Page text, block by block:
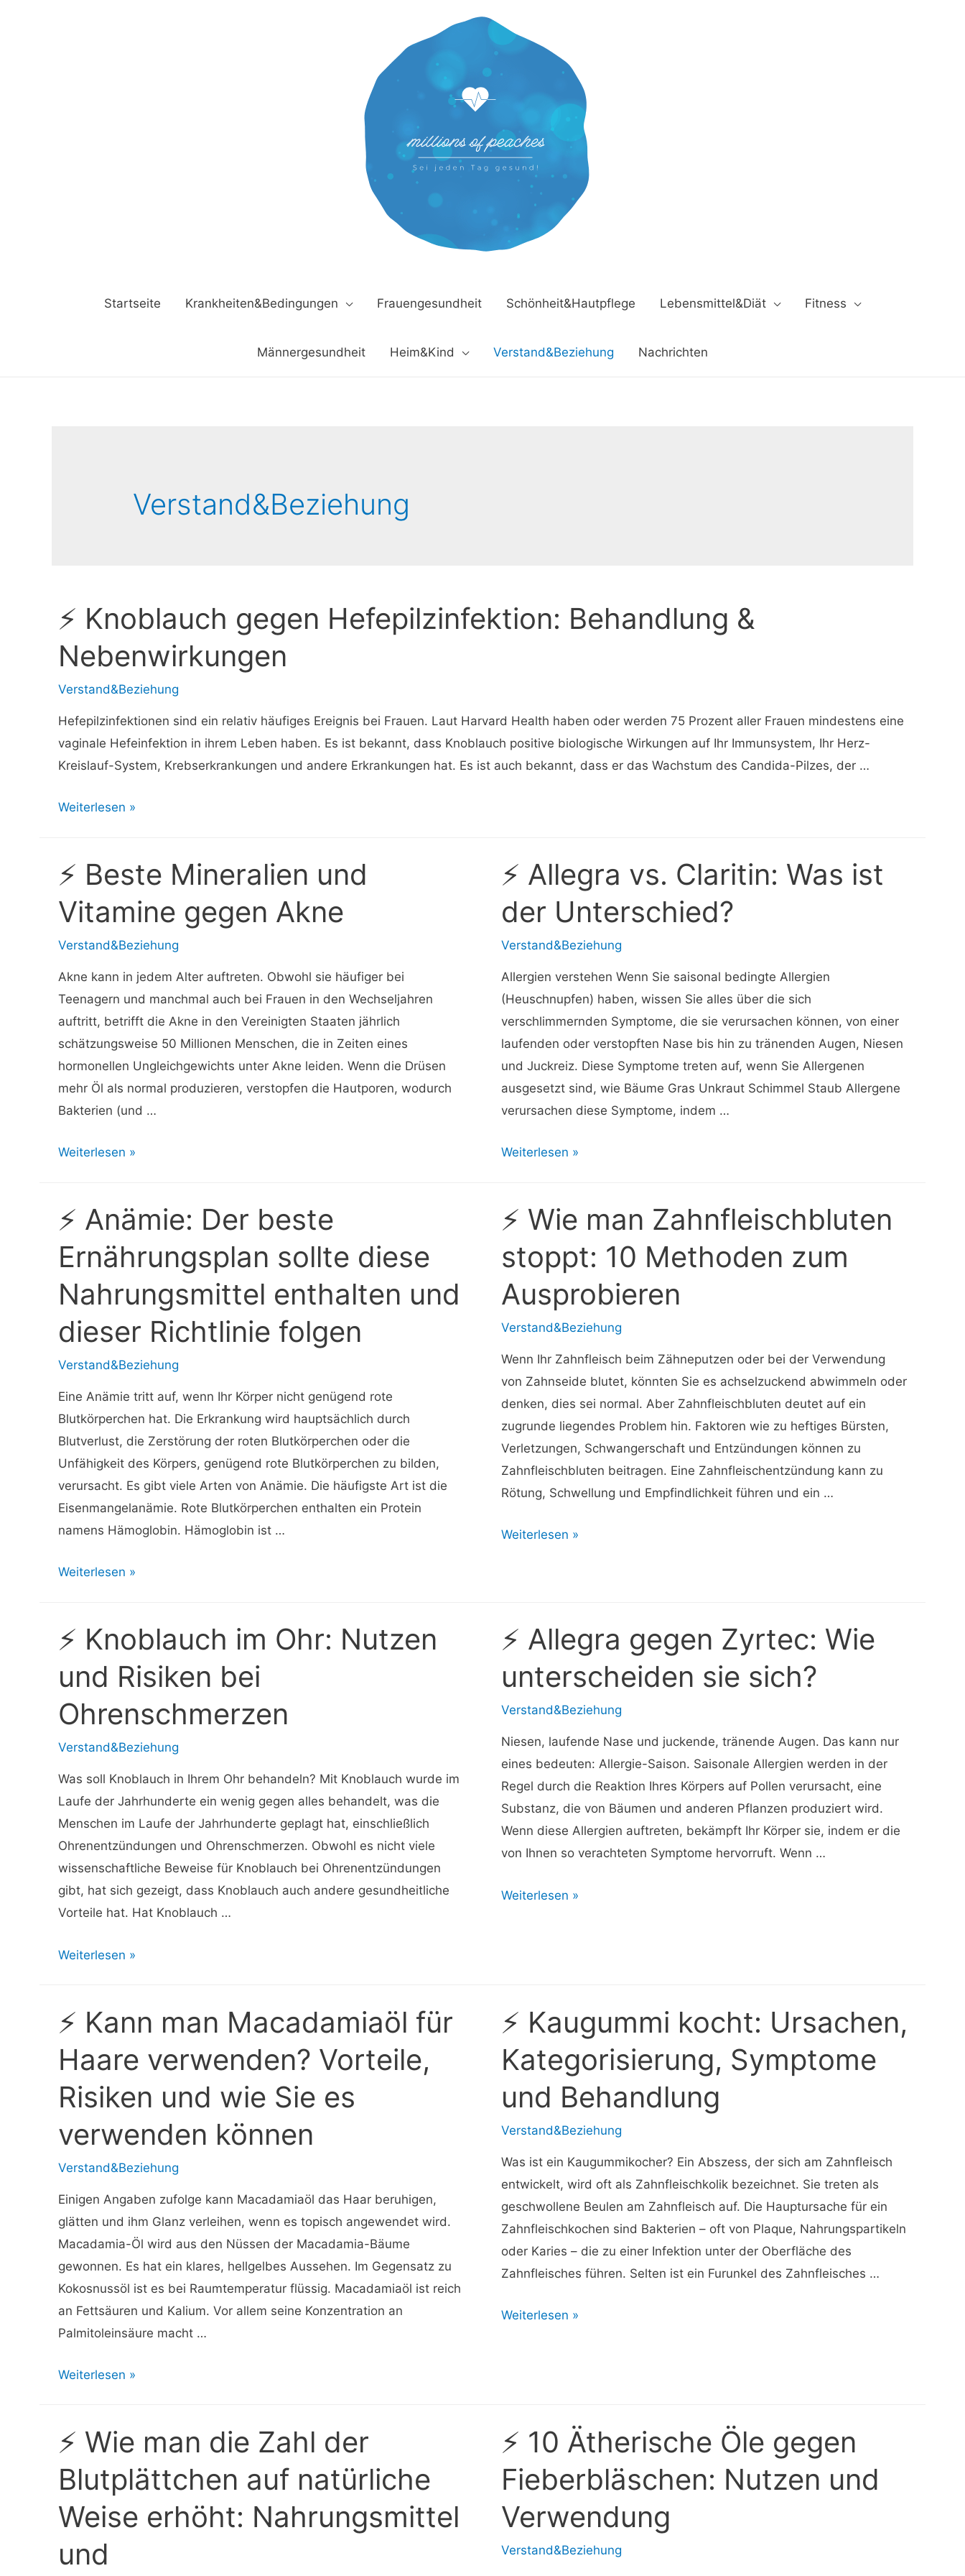
Startseite Krankheiten&Bedingungen Frauengesundheit Schönheit&Hautpflege Lebensmittel&Diät Fitness
Männergesundheit Heim&Kind Verstand&Beziehung Nachrichten
Verstand&Beziehung
⚡ Knoblauch gegen Hefepilzinfektion: Behandlung &
Nebenwirkungen
Verstand&Beziehung
Hefepilzinfektionen sind ein relativ häufiges Ereignis bei Frauen. Laut Harvard Health haben oder werden 75 Prozent aller Frauen mindestens eine
vaginale Hefeinfektion in ihrem Leben haben. Es ist bekannt, dass Knoblauch positive biologische Wirkungen auf Ihr Immunsystem, Ihr Herz-
Kreislauf-System, Krebserkrankungen und andere Erkrankungen hat. Es ist auch bekannt, dass er das Wachstum des Candida-Pilzes, der …
⚡
Hefepilzinfektion:
&
Nebenwirkungen
Weiterlesen »
⚡ Beste Mineralien und
Vitamine gegen Akne
Verstand&Beziehung
Akne kann in jedem Alter auftreten. Obwohl sie häufiger bei
Teenagern und manchmal auch bei Frauen in den Wechseljahren
auftritt, betrifft die Akne in den Vereinigten Staaten jährlich
schätzungsweise 50 Millionen Menschen, die in Zeiten eines
hormonellen Ungleichgewichts unter Akne leiden. Wenn die Drüsen
mehr Öl als normal produzieren, verstopfen die Hautporen, wodurch
Bakterien (und …
⚡
und
gegen
Akne
Weiterlesen »
⚡ Allegra vs. Claritin: Was ist
der Unterschied?
Verstand&Beziehung
Allergien verstehen Wenn Sie saisonal bedingte Allergien
(Heuschnupfen) haben, wissen Sie alles über die sich
verschlimmernden Symptome, die sie verursachen können, von einer
laufenden oder verstopften Nase bis hin zu tränenden Augen, Niesen
und Juckreiz. Diese Symptome treten auf, wenn Sie Allergenen
ausgesetzt sind, wie Bäume Gras Unkraut Schimmel Staub Allergene
verursachen diese Symptome, indem …
⚡
Claritin:
ist
der
Unterschied?
Weiterlesen »
⚡ Anämie: Der beste
Ernährungsplan sollte diese
Nahrungsmittel enthalten und
dieser Richtlinie folgen
Verstand&Beziehung
Eine Anämie tritt auf, wenn Ihr Körper nicht genügend rote
Blutkörperchen hat. Die Erkrankung wird hauptsächlich durch
Blutverlust, die Zerstörung der roten Blutkörperchen oder die
Unfähigkeit des Körpers, genügend rote Blutkörperchen zu bilden,
verursacht. Es gibt viele Arten von Anämie. Die häufigste Art ist die
Eisenmangelanämie. Rote Blutkörperchen enthalten ein Protein
namens Hämoglobin. Hämoglobin ist …
⚡
beste
sollte
diese
Nahrungsmittel
enthalten
und
dieser
Richtlinie
folgen
Weiterlesen »
⚡ Wie man Zahnfleischbluten
stoppt: 10 Methoden zum
Ausprobieren
Verstand&Beziehung
Wenn Ihr Zahnfleisch beim Zähneputzen oder bei der Verwendung
von Zahnseide blutet, könnten Sie es achselzuckend abwimmeln oder
denken, dies sei normal. Aber Zahnfleischbluten deutet auf ein
zugrunde liegendes Problem hin. Faktoren wie zu heftiges Bürsten,
Verletzungen, Schwangerschaft und Entzündungen können zu
Zahnfleischbluten beitragen. Eine Zahnfleischentzündung kann zu
Rötung, Schwellung und Empfindlichkeit führen und ein …
⚡
10
Methoden
zum
Ausprobieren
Weiterlesen »
⚡ Knoblauch im Ohr: Nutzen
und Risiken bei
Ohrenschmerzen
Verstand&Beziehung
Was soll Knoblauch in Ihrem Ohr behandeln? Mit Knoblauch wurde im
Laufe der Jahrhunderte ein wenig gegen alles behandelt, was die
Menschen im Laufe der Jahrhunderte geplagt hat, einschließlich
Ohrenentzündungen und Ohrenschmerzen. Obwohl es nicht viele
wissenschaftliche Beweise für Knoblauch bei Ohrenentzündungen
gibt, hat sich gezeigt, dass Knoblauch auch andere gesundheitliche
Vorteile hat. Hat Knoblauch …
⚡
Ohr:
und
Risiken
bei
Ohrenschmerzen
Weiterlesen »
⚡ Allegra gegen Zyrtec: Wie
unterscheiden sie sich?
Verstand&Beziehung
Niesen, laufende Nase und juckende, tränende Augen. Das kann nur
eines bedeuten: Allergie-Saison. Saisonale Allergien werden in der
Regel durch die Reaktion Ihres Körpers auf Pollen verursacht, eine
Substanz, die von Bäumen und anderen Pflanzen produziert wird.
Wenn diese Allergien auftreten, bekämpft Ihr Körper sie, indem er die
von Ihnen so verachteten Symptome hervorruft. Wenn …
⚡
sie
sich?
Weiterlesen »
⚡ Kann man Macadamiaöl für
Haare verwenden? Vorteile,
Risiken und wie Sie es
verwenden können
Verstand&Beziehung
Einigen Angaben zufolge kann Macadamiaöl das Haar beruhigen,
glätten und ihm Glanz verleihen, wenn es topisch angewendet wird.
Macadamia-Öl wird aus den Nüssen der Macadamia-Bäume
gewonnen. Es hat ein klares, hellgelbes Aussehen. Im Gegensatz zu
Kokosnussöl ist es bei Raumtemperatur flüssig. Macadamiaöl ist reich
an Fettsäuren und Kalium. Vor allem seine Konzentration an
Palmitoleinsäure macht …
⚡
Macadamiaöl
Haare
verwenden?
Vorteile,
Risiken
Weiterlesen »
⚡ Kaugummi kocht: Ursachen,
Kategorisierung, Symptome
und Behandlung
Verstand&Beziehung
Was ist ein Kaugummikocher? Ein Abszess, der sich am Zahnfleisch
entwickelt, wird oft als Zahnfleischkolik bezeichnet. Sie treten als
geschwollene Beulen am Zahnfleisch auf. Die Hauptursache für ein
Zahnfleischkochen sind Bakterien – oft von Plaque, Nahrungspartikeln
oder Karies – die zu einer Infektion unter der Oberfläche des
Zahnfleisches führen. Selten ist ein Furunkel des Zahnfleisches …
⚡
und
Behandlung
Weiterlesen »
⚡ Wie man die Zahl der
Blutplättchen auf natürliche
Weise erhöht: Nahrungsmittel
und
⚡ 10 Ätherische Öle gegen
Fieberbläschen: Nutzen und
Verwendung
Verstand&Beziehung